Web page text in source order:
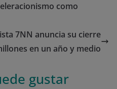
como
7NN anuncia su cierre
en un año y medio
gustar